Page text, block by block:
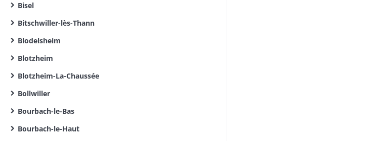
Bisel
Bitschwiller-lès-Thann
Blodelsheim
Blotzheim
Blotzheim-La-Chaussée
Bollwiller
Bourbach-le-Bas
Bourbach-le-Haut